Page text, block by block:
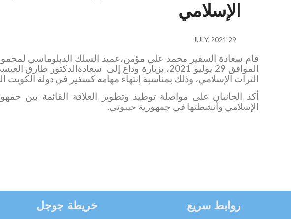
الإسلامي
29 JULY, 2021
قام سعادة السفير محمد علي مؤمن،عميد السلك الدبلوماسي
الموافق 29 يوليو 2021، بزيارة وداع إلى
سعادةالدكتور طارق
التراث الإسلامي، وذلك بمناسبة إنتهاء مهامه كسفير في دولة الكويت
أكد الجانبان على مواصلة توطيد وتطوير العلاقة القائمة بين
الإسلامي وأنشطتها في جمهورية جيبوتي.
روابط سريع خريطة جوجل